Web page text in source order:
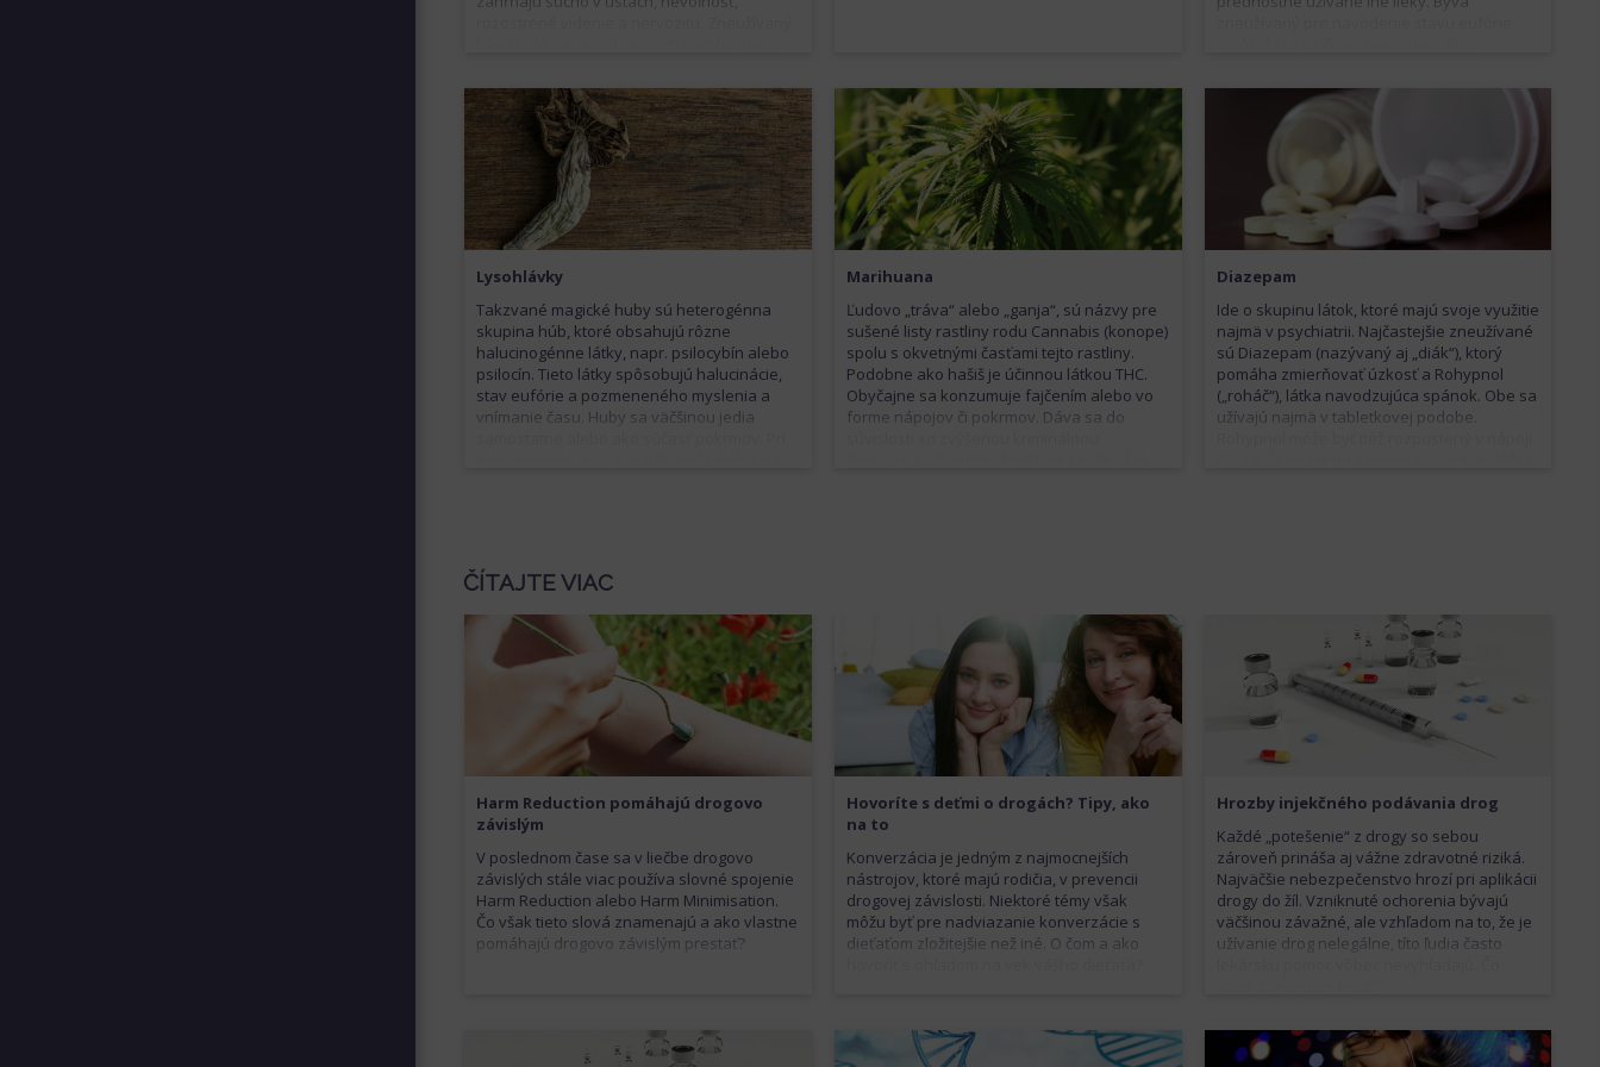
spoločenskosti. Vo vyšších dávkach môže
spôsobovať aj halucinácie, paranoju, kómu
až smrť. V Českej republike nie je oficiálne
licencovaný na použitie, ale v iných krajinách
ho často zneužívajú psychiatrickí pacienti,
ktorým býva predpisovaný.
účinok. Veľmi rýchlo naň vzniká tolerancia,
časom je preto pre dosiahnutie rovnakého
efektu nutné použitie vyššej dávky. Užíva sa
najčastejšie vnútrožilovo. Z morfínu sa
vyrába jeho syntetický derivát heroín. Jeho
distribúcia a užívanie je preto starostlivo
monitorované.o.
Lysohlávky
Takzvané magické huby sú heterogénna
skupina húb, ktoré obsahujú rôzne
halucinogénne látky, napr. psilocybín alebo
psilocín. Tieto látky spôsobujú halucinácie,
stav eufórie a pozmeneného myslenia a
vnímanie času. Huby sa väčšinou jedia
Marihuana
Ľudovo „tráva“ alebo „ganja“, sú názvy pre
sušené listy rastliny rodu Cannabis (konope)
spolu s okvetnými časťami tejto rastliny.
Podobne ako hašiš je účinnou látkou THC.
Obyčajne sa konzumuje fajčením alebo vo
forme nápojov či pokrmov. Dáva sa do
Diazepam
Ide o skupinu látok, ktoré majú svoje využitie
najmä v psychiatrii. Najčastejšie zneužívané
sú Diazepam (nazývaný aj „diák“), ktorý
pomáha zmierňovať úzkosť a Rohypnol
(„roháč“), látka navodzujúca spánok. Obe sa
užívajú najmä v tabletkovej podobe.
ČÍTAJTE VIAC
Harm Reduction pomáhajú drogovo
závislým
V poslednom čase sa v liečbe drogovo
závislých stále viac používa slovné spojenie
Harm Reduction alebo Harm Minimisation.
Čo však tieto slová znamenajú a ako vlastne
pomáhajú drogovo závislým prestať?
Hovoríte s deťmi o drogách? Tipy, ako
na to
Konverzácia je jedným z najmocnejších
nástrojov, ktoré majú rodičia, v prevencii
drogovej závislosti. Niektoré témy však
môžu byť pre nadviazanie konverzácie s
dieťaťom zložitejšie než iné. O čom a ako
Hrozby injekčného podávania drog
Každé „potešenie“ z drogy so sebou
zároveň prináša aj vážne zdravotné riziká.
Najväčšie nebezpečenstvo hrozí pri aplikácii
drogy do žíl. Vzniknuté ochorenia bývajú
väčšinou závažné, ale vzhľadom na to, že je
užívanie drog nelegálne, títo ľudia často